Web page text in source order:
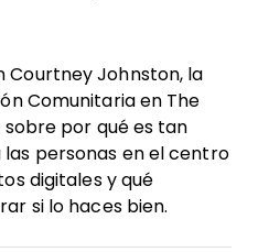
Courtney Johnston, la
Comunitaria en The
por qué es tan
personas en el centro
digitales y qué
si lo haces bien.